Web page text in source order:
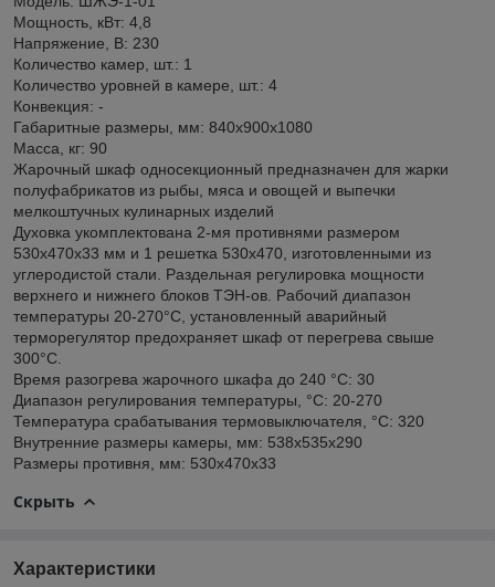
Мощность, кВт: 4,8
Напряжение, В: 230
Количество камер, шт.: 1
Количество уровней в камере, шт.: 4
Конвекция: -
Габаритные размеры, мм: 840x900x1080
Масса, кг: 90
Жарочный шкаф односекционный предназначен для жарки
полуфабрикатов из рыбы, мяса и овощей и выпечки
мелкоштучных кулинарных изделий
Духовка укомплектована 2-мя противнями размером
530x470x33 мм и 1 решетка 530x470, изготовленными из
углеродистой стали. Раздельная регулировка мощности
верхнего и нижнего блоков ТЭН-ов. Рабочий диапазон
температуры 20-270°С, установленный аварийный
терморегулятор предохраняет шкаф от перегрева свыше
300°С.
Время разогрева жарочного шкафа до 240 °C: 30
Диапазон регулирования температуры, °C: 20-270
Температура срабатывания термовыключателя, °C: 320
Внутренние размеры камеры, мм: 538x535x290
Размеры противня, мм: 530x470x33
Скрыть
Характеристики